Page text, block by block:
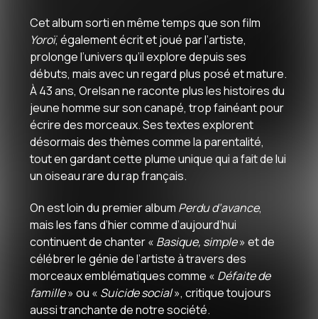
Cet album sorti en même temps que son film
Yoroï, également écrit et joué par l’artiste,
prolonge l’univers qu’il explore depuis ses
débuts, mais avec un regard plus posé et mature.
À 43 ans, Orelsan ne raconte plus les histoires du
jeune homme sur son canapé, trop fainéant pour
écrire des morceaux. Ses textes explorent
désormais des thèmes comme la parentalité,
tout en gardant cette plume unique qui a fait de lui
un oiseau rare du rap français.
On est loin du premier album Perdu d’avance,
mais les fans d’hier comme d’aujourd’hui
continuent de chanter « Basique, simple» et de
célébrer le génie de l’artiste à travers des
morceaux emblématiques comme « Défaite de
famille» ou « Suicide social», critique toujours
aussi tranchante de notre société.